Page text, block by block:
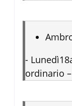
-
ordinario